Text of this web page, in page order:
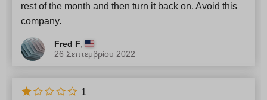
rest of the month and then turn it back on. Avoid this
company.
Fred F,
26 Σεπτεμβρίου 2022
1